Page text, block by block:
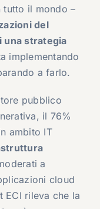
tutto il mondo –
del
una strategia
implementando
a farlo.
pubblico
il 76%
ambito IT
a
cloud
ECI rileva che la